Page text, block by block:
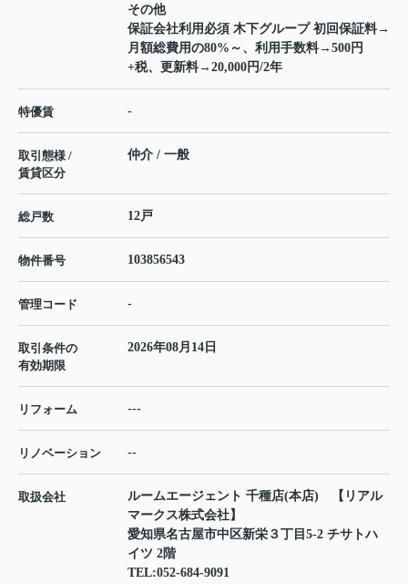
その他
保証会社利用必須 木下グループ 初回保証料→
月額総費用の80%～、利用手数料→500円
+税、更新料→20,000円/2年
特優賃 -
取引態様 /
賃貸区分
仲介 / 一般
総戸数 12戸
物件番号 103856543
管理コード -
取引条件の
有効期限
2026年08月14日
リフォーム ---
リノベーション --
取扱会社
ルームエージェント 千種店(本店) 【リアル
マークス株式会社】
愛知県名古屋市中区新栄３丁目5-2 チサトハ
イツ 2階
TEL:052-684-9091